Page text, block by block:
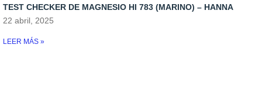
TEST CHECKER DE MAGNESIO HI 783 (MARINO) – HANNA
22 abril, 2025
LEER MÁS »